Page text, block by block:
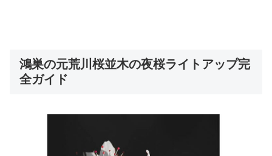
鴻巣の元荒川桜並木の夜桜ライトアップ完
全ガイド